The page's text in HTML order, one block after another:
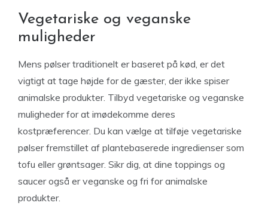
Vegetariske og veganske
muligheder
Mens pølser traditionelt er baseret på kød, er det
vigtigt at tage højde for de gæster, der ikke spiser
animalske produkter. Tilbyd vegetariske og veganske
muligheder for at imødekomme deres
kostpræferencer. Du kan vælge at tilføje vegetariske
pølser fremstillet af plantebaserede ingredienser som
tofu eller grøntsager. Sikr dig, at dine toppings og
saucer også er veganske og fri for animalske
produkter.